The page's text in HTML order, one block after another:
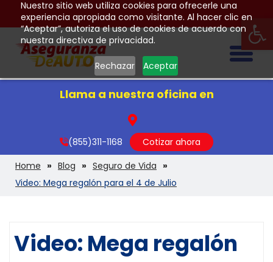
Nuestro sitio web utiliza cookies para ofrecerle una
experiencia apropiada como visitante. Al hacer clic en
“Aceptar”, autoriza el uso de cookies de acuerdo con
nuestra directiva de privacidad.
Rechazar Aceptar
Llama a nuestra oficina en
(855)311-1168
Cotizar ahora
Home
Blog
Seguro de Vida
Video: Mega regalón para el 4 de Julio
Video: Mega regalón